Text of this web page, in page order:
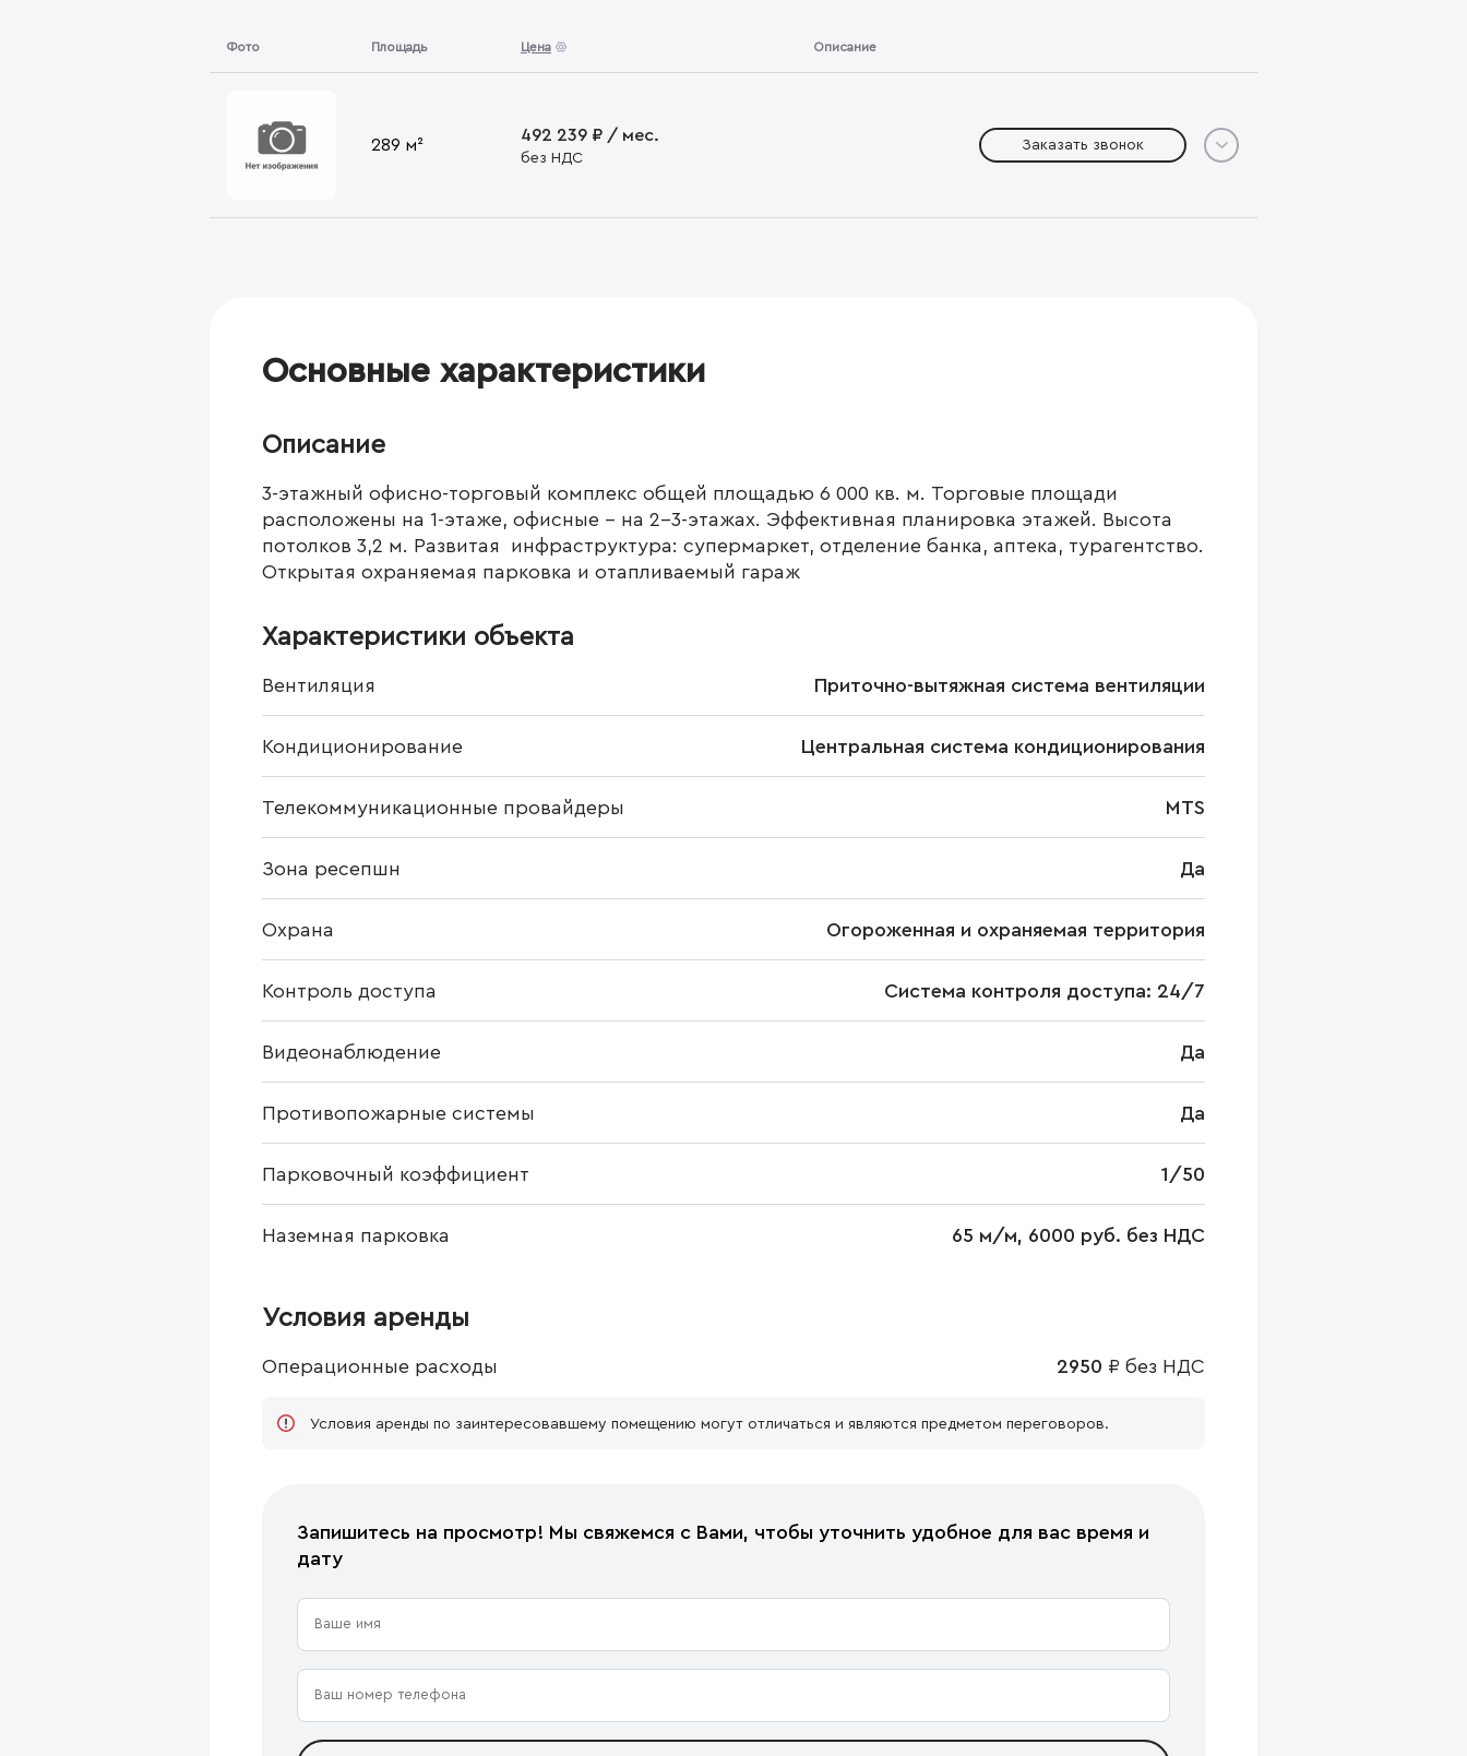
Фото Площадь Цена Описание
289 м²
492 239 ₽ / мес.
без НДС
Заказать звонок
Основные характеристики
Описание
3-этажный офисно-торговый комплекс общей площадью 6 000 кв. м. Торговые площади
расположены на 1-этаже, офисные - на 2-3-этажах. Эффективная планировка этажей. Высота
потолков 3,2 м. Развитая инфраструктура: супермаркет, отделение банка, аптека, турагентство.
Открытая охраняемая парковка и отапливаемый гараж
Характеристики объекта
Вентиляция Приточно-вытяжная система вентиляции
Кондиционирование Центральная система кондиционирования
Телекоммуникационные провайдеры MTS
Зона ресепшн Да
Охрана Огороженная и охраняемая территория
Контроль доступа Система контроля доступа: 24/7
Видеонаблюдение Да
Противопожарные системы Да
Парковочный коэффициент 1/50
Наземная парковка 65 м/м, 6000 руб. без НДС
Условия аренды
Операционные расходы 2950 ₽ без НДС
Условия аренды по заинтересовавшему помещению могут отличаться и являются предметом переговоров.
Запишитесь на просмотр! Мы свяжемся с Вами, чтобы уточнить удобное для вас время и
дату